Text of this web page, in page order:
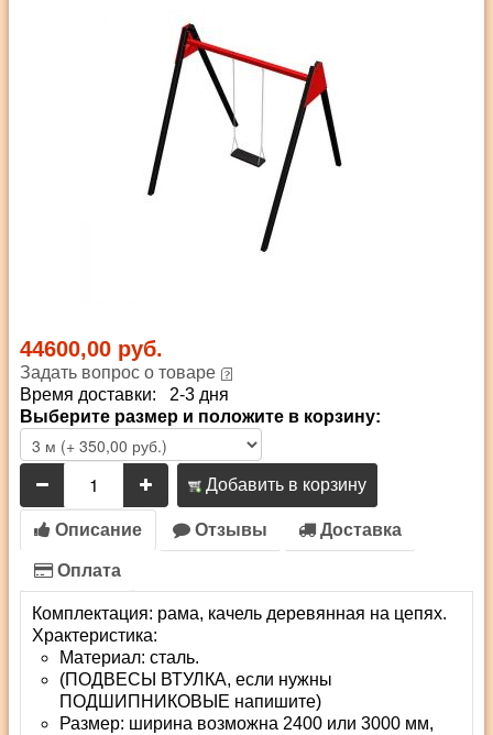
44600,00 руб.
Задать вопрос о товаре
Время доставки: 2-3 дня
Выберите размер и положите в корзину:
Добавить в корзину
Описание Отзывы Доставка
Оплата
Комплектация: рама, качель деревянная на цепях.
Храктеристика:
Материал: сталь.
(ПОДВЕСЫ ВТУЛКА, если нужны
ПОДШИПНИКОВЫЕ напишите)
Размер: ширина возможна 2400 или 3000 мм,